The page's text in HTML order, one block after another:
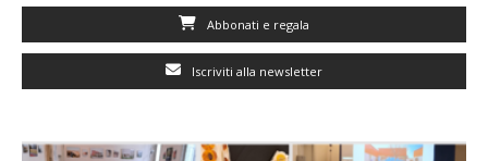
Abbonati e regala
Iscriviti alla newsletter